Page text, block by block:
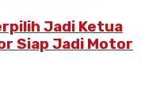
Jadi Ketua
Siap Jadi Motor